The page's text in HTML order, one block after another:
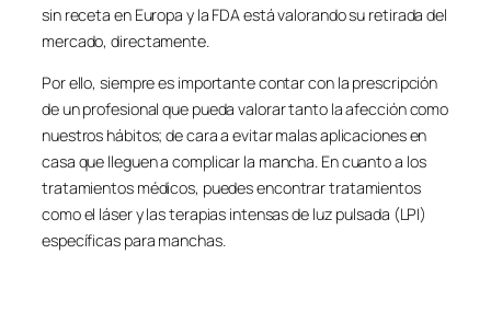
sin receta en Europa y la FDA está valorando su retirada del
mercado, directamente.
Por ello, siempre es importante contar con la prescripción
de un profesional que pueda valorar tanto la afección como
nuestros hábitos; de cara a evitar malas aplicaciones en
casa que lleguen a complicar la mancha. En cuanto a los
tratamientos médicos, puedes encontrar tratamientos
como el láser y las terapias intensas de luz pulsada (LPI)
específicas para manchas.